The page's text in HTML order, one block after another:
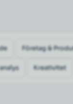
Företag &
analys Kreativitet